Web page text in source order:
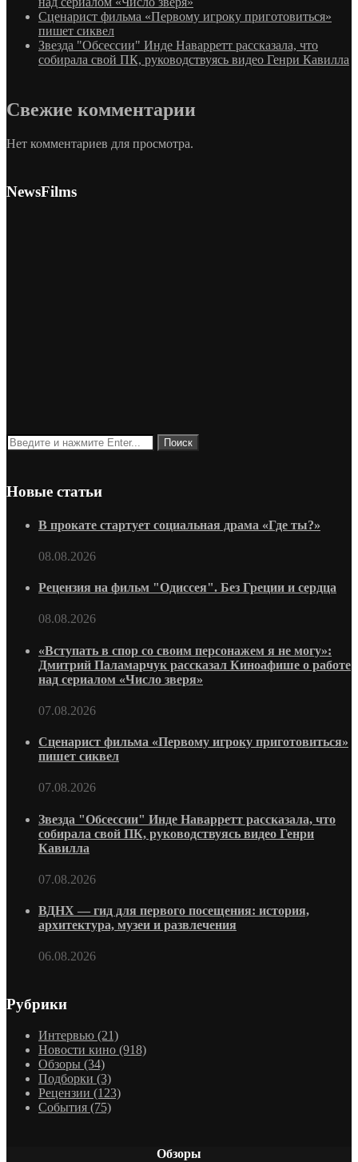
Сценарист фильма «Первому игроку приготовиться»
пишет сиквел
Звезда "Обсессии" Инде Наварретт рассказала, что
собирала свой ПК, руководствуясь видео Генри Кавилла
Свежие комментарии
Нет комментариев для просмотра.
NewsFilms
Новые статьи
В прокате стартует социальная драма «Где ты?»
08.08.2026
Рецензия на фильм "Одиссея". Без Греции и сердца
08.08.2026
«Вступать в спор со своим персонажем я не могу»:
Дмитрий Паламарчук рассказал Киноафише о работе
над сериалом «Число зверя»
07.08.2026
Сценарист фильма «Первому игроку приготовиться»
пишет сиквел
07.08.2026
Звезда "Обсессии" Инде Наварретт рассказала, что
собирала свой ПК, руководствуясь видео Генри
Кавилла
07.08.2026
ВДНХ — гид для первого посещения: история,
архитектура, музеи и развлечения
06.08.2026
Рубрики
Интервью (21)
Новости кино (918)
Обзоры (34)
Подборки (3)
Рецензии (123)
События (75)
Обзоры